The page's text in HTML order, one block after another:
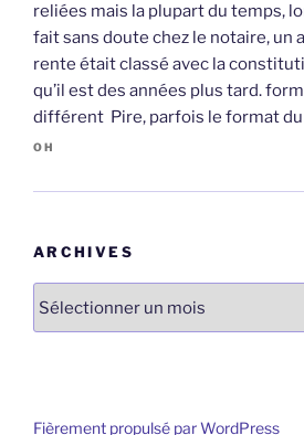
reliées mais la plupart du temps,
fait sans doute chez le notaire, un
rente était classé avec la
qu’il est des années plus tard.
différent Pire, parfois le format du
OH
ARCHIVES
Fièrement propulsé par WordPress